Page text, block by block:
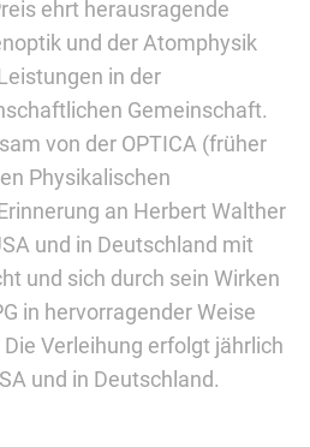
ehrt herausragende
und der Atomphysik
in der
Gemeinschaft.
von der OPTICA (früher
Physikalischen
an Herbert Walther
und in Deutschland mit
und sich durch sein Wirken
in hervorragender Weise
Verleihung erfolgt jährlich
und in Deutschland.